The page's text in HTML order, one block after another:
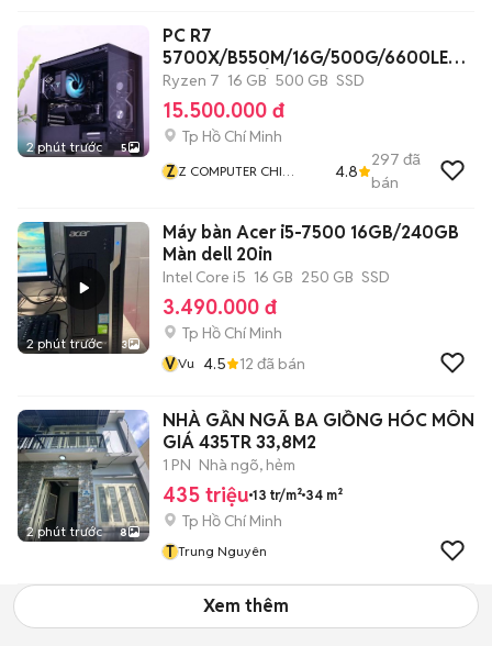
2 phút trước 5
PC R7
5700X/B550M/16G/500G/6600LE
8G/650W/TẢN/CASE
Ryzen 7 16 GB 500 GB SSD
15.500.000 đ
Tp Hồ Chí Minh
ZZ COMPUTER CHI
4.8
297 đã
bán
2 phút trước 3
Máy bàn Acer i5-7500 16GB/240GB
Màn dell 20in
Intel Core i5 16 GB 250 GB SSD
3.490.000 đ
Tp Hồ Chí Minh
VVu 4.5 12 đã bán
2 phút trước 8
NHÀ GẦN NGÃ BA GIỒNG HÓC MÔN
GIÁ 435TR 33,8M2
1 PN Nhà ngõ, hẻm
435 triệu 13 tr/m² 34 m²
Tp Hồ Chí Minh
T Trung Nguyên
Xem thêm